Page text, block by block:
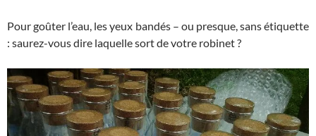
Pour goûter l’eau, les yeux bandés – ou presque, sans étiquette
: saurez-vous dire laquelle sort de votre robinet ?